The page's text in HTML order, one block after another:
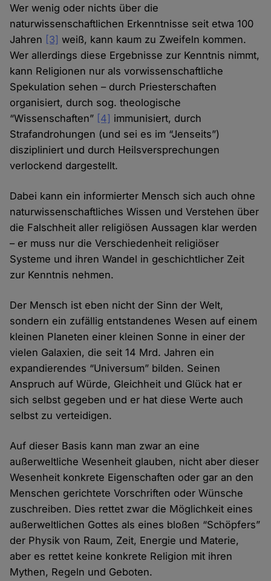
Wer wenig oder nichts über die
naturwissenschaftlichen Erkenntnisse seit etwa 100
Jahren [3] weiß, kann kaum zu Zweifeln kommen.
Wer allerdings diese Ergebnisse zur Kenntnis nimmt,
kann Religionen nur als vorwissenschaftliche
Spekulation sehen – durch Priesterschaften
organisiert, durch sog. theologische
“Wissenschaften” [4] immunisiert, durch
Strafandrohungen (und sei es im “Jenseits”)
diszipliniert und durch Heilsversprechungen
verlockend dargestellt.
Dabei kann ein informierter Mensch sich auch ohne
naturwissenschaftliches Wissen und Verstehen über
die Falschheit aller religiösen Aussagen klar werden
– er muss nur die Verschiedenheit religiöser
Systeme und ihren Wandel in geschichtlicher Zeit
zur Kenntnis nehmen.
Der Mensch ist eben nicht der Sinn der Welt,
sondern ein zufällig entstandenes Wesen auf einem
kleinen Planeten einer kleinen Sonne in einer der
vielen Galaxien, die seit 14 Mrd. Jahren ein
expandierendes “Universum” bilden. Seinen
Anspruch auf Würde, Gleichheit und Glück hat er
sich selbst gegeben und er hat diese Werte auch
selbst zu verteidigen.
Auf dieser Basis kann man zwar an eine
außerweltliche Wesenheit glauben, nicht aber dieser
Wesenheit konkrete Eigenschaften oder gar an den
Menschen gerichtete Vorschriften oder Wünsche
zuschreiben. Dies rettet zwar die Möglichkeit eines
außerweltlichen Gottes als eines bloßen “Schöpfers”
der Physik von Raum, Zeit, Energie und Materie,
aber es rettet keine konkrete Religion mit ihren
Mythen, Regeln und Geboten.